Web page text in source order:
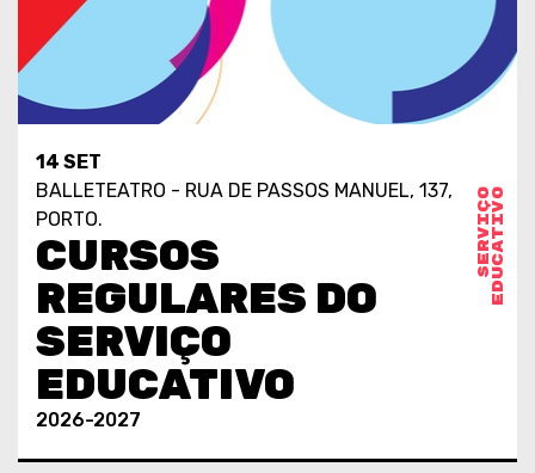
14 SET
BALLETEATRO - RUA DE PASSOS MANUEL, 137,
PORTO.
CURSOS
REGULARES DO
SERVIÇO
EDUCATIVO
2026-2027
S
E
R
V
I
Ç
O
E
D
U
C
A
T
I
VO